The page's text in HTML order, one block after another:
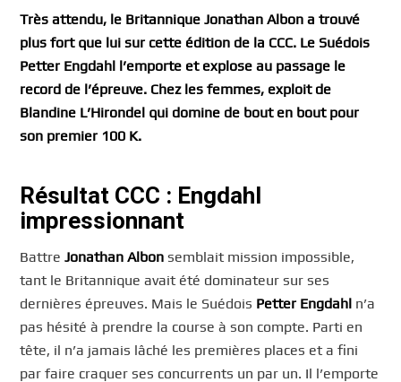
Très attendu, le Britannique Jonathan Albon a trouvé
plus fort que lui sur cette édition de la CCC. Le Suédois
Petter Engdahl l’emporte et explose au passage le
record de l’épreuve. Chez les femmes, exploit de
Blandine L’Hirondel qui domine de bout en bout pour
son premier 100 K.
Résultat CCC : Engdahl
impressionnant
BattreJonathan Albon semblait mission impossible,
tant le Britannique avait été dominateur sur ses
dernières épreuves. Mais le Suédois Petter Engdahl n’a
pas hésité à prendre la course à son compte. Parti en
tête, il n’a jamais lâché les premières places et a fini
par faire craquer ses concurrents un par un. Il l’emporte